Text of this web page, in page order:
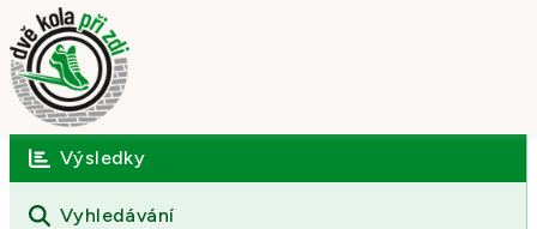
Úvod
O závodě
Výsledky
Vyhledávání